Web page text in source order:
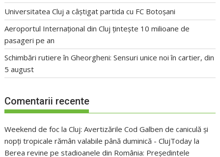
Universitatea Cluj a câștigat partida cu FC Botoșani
Aeroportul Internațional din Cluj țintește 10 milioane de
pasageri pe an
Schimbări rutiere în Gheorgheni: Sensuri unice noi în cartier, din
5 august
Comentarii recente
Weekend de foc la Cluj: Avertizările Cod Galben de caniculă și
nopți tropicale rămân valabile până duminică - ClujToday la
Berea revine pe stadioanele din România: Președintele